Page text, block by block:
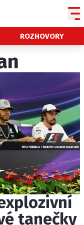
ROZHOVORY
tanečky